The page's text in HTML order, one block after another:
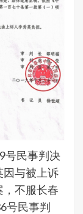
号民事判决
因与被上诉
，不服长春
号民事判